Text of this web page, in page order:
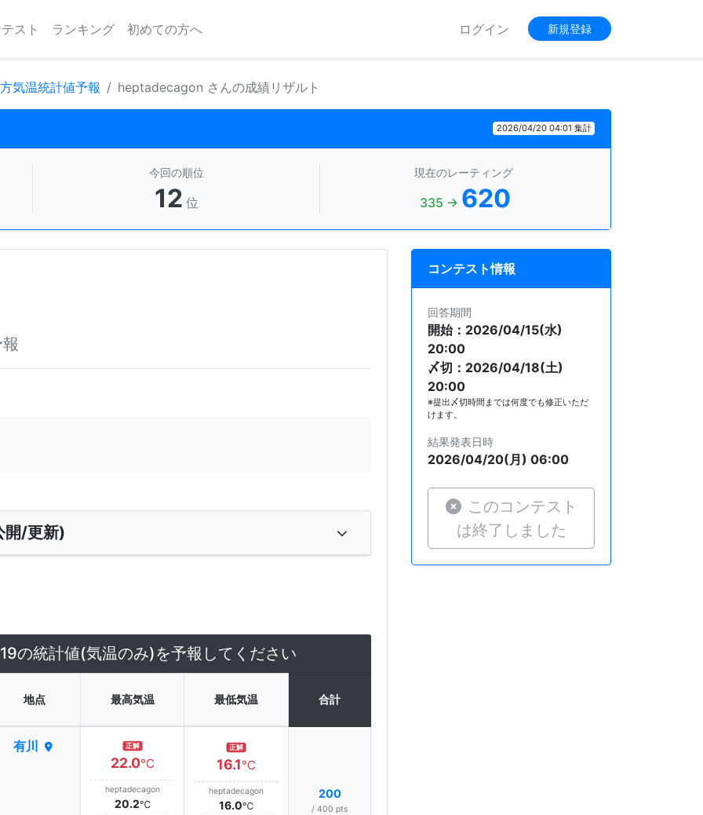
スト ランキング 初めての方へ ログイン 新規登録
気温統計値予報 heptadecagon さんの成績リザルト
2026/04/20 04:01 集計
今回の順位
12 位
現在のレーティング
335 → 620
開/更新)
の統計値(気温のみ)を予報してください
地点 最高気温 最低気温 合計
有川 正解
22.0℃
heptadecagon
20.2℃
正解
16.1℃
heptadecagon
16.0℃
200
/ 400 pts
コンテスト情報
回答期間
開始：2026/04/15(水)
20:00
〆切：2026/04/18(土)
20:00
※提出〆切時間までは何度でも修正いただ
けます。
結果発表日時
2026/04/20(月) 06:00
このコンテスト
は終了しました